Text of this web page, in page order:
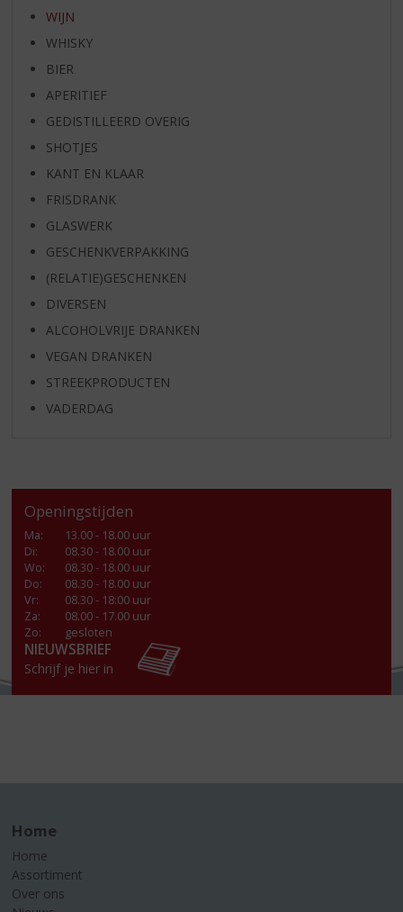
WIJN
WHISKY
BIER
APERITIEF
GEDISTILLEERD OVERIG
SHOTJES
KANT EN KLAAR
FRISDRANK
GLASWERK
GESCHENKVERPAKKING
(RELATIE)GESCHENKEN
DIVERSEN
ALCOHOLVRIJE DRANKEN
VEGAN DRANKEN
STREEKPRODUCTEN
VADERDAG
Openingstijden
Ma:
13.00 - 18.00 uur
Di:
08.30 - 18.00 uur
Wo:
08.30 - 18.00 uur
Do:
08.30 - 18.00 uur
Vr:
08.30 - 18:00 uur
Za:
08.00 - 17.00 uur
Zo:
gesloten
NIEUWSBRIEF
Schrijf je hier in
Home
Home
Assortiment
Over ons